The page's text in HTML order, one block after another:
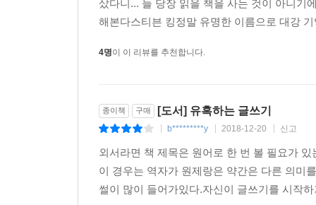
샀다니... 늘 당장 읽을 책을 사는 것이 아니기
해본다스티븐 킹정말 유명한 이름으로 대강
4명이 이 리뷰를 추천합니다.
종이책 구매 [도서] 유혹하는 글쓰기
b*********y 2018-12-20 신고
외서라면 책 제목은 원어로 한 번 볼 필요가
이 경우는 역자가 원제랑은 약간은 다른 의미
썰이 많이 들어가있다.자신이 글쓰기를 시작